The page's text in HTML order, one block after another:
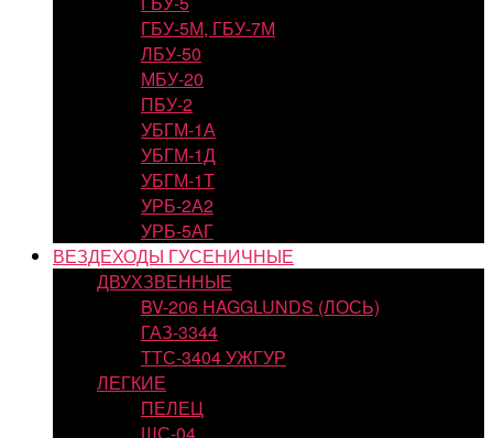
ГБУ-5М, ГБУ-7М
ЛБУ-50
МБУ-20
ПБУ-2
УБГМ-1А
УБГМ-1Д
УБГМ-1Т
УРБ-2А2
УРБ-5АГ
ВЕЗДЕХОДЫ ГУСЕНИЧНЫЕ
ДВУХЗВЕННЫЕ
BV-206 HAGGLUNDS (ЛОСЬ)
ГАЗ-3344
ТТС-3404 УЖГУР
ЛЕГКИЕ
ПЕЛЕЦ